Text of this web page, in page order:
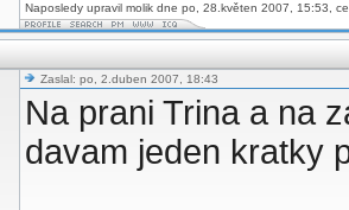
Naposledy upravil molik dne po, 28.květen 2007, 15:53,
Zaslal: po, 2.duben 2007, 18:43
Na prani Trina a na
davam jeden kratky